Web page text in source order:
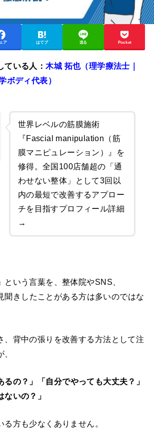
ア はてブ 送る Pocket
ている人：木城 拓也（理学療法士｜
ボディ代表）
世界レベルの筋膜施術
『Fascial manipulation（筋
膜マニピュレーション）』を
修得。全国100店舗超の「通
わせない整体」として3回以
内の最短で改善するアプロー
チを目指すプロフィール詳細
→
という言葉を、整体院やSNS、
聞きしたことがある方は多いのではな
、背中の張りを改善する方法として注
るの？」
「自分でやっても大丈夫？」
ないの？」
る方も少なくありません。